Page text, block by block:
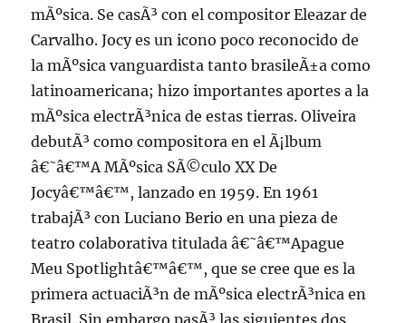
mÃºsica. Se casÃ³ con el compositor Eleazar de
Carvalho. Jocy es un icono poco reconocido de
la mÃºsica vanguardista tanto brasileÃ±a como
latinoamericana; hizo importantes aportes a la
mÃºsica electrÃ³nica de estas tierras. Oliveira
debutÃ³ como compositora en el Ã¡lbum
â€˜â€™A MÃºsica SÃ©culo XX De
Jocyâ€™â€™, lanzado en 1959. En 1961
trabajÃ³ con Luciano Berio en una pieza de
teatro colaborativa titulada â€˜â€™Apague
Meu Spotlightâ€™â€™, que se cree que es la
primera actuaciÃ³n de mÃºsica electrÃ³nica en